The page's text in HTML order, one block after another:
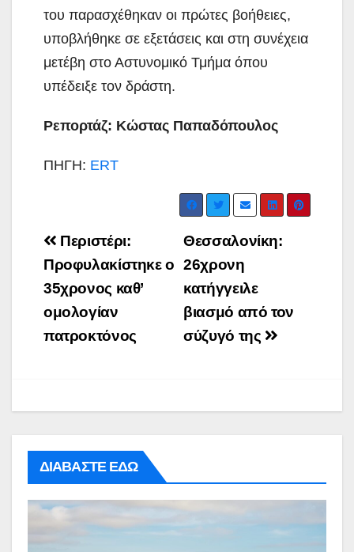
του παρασχέθηκαν οι πρώτες βοήθειες,
υποβλήθηκε σε εξετάσεις και στη συνέχεια
μετέβη στο Αστυνομικό Τμήμα όπου
υπέδειξε τον δράστη.
Ρεπορτάζ: Κώστας Παπαδόπουλος
ΠΗΓΗ: ERT
Post
navigation
Θεσσαλονίκη:
26χρονη
κατήγγειλε
βιασμό από τον
σύζυγό της
Περιστέρι:
Προφυλακίστηκε ο
35χρονος καθ’
ομολογίαν
πατροκτόνος
ΔΙΑΒΑΣΤΕ ΕΔΩ